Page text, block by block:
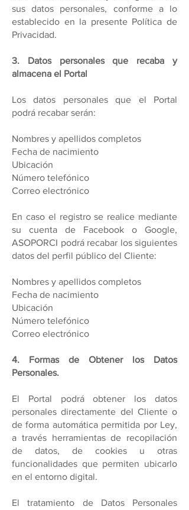
sus datos personales, conforme a lo
establecido en la presente Política de
Privacidad.
3. Datos personales que recaba y
almacena el Portal
Los datos personales que el Portal
podrá recabar serán:
Nombres y apellidos completos
Fecha de nacimiento
Ubicación
Número telefónico
Correo electrónico
En caso el registro se realice mediante
su cuenta de Facebook o Google,
ASOPORCI podrá recabar los siguientes
datos del perfil público del Cliente:
Nombres y apellidos completos
Fecha de nacimiento
Ubicación
Número telefónico
Correo electrónico
4. Formas de Obtener los Datos
Personales.
El Portal podrá obtener los datos
personales directamente del Cliente o
de forma automática permitida por Ley,
a través herramientas de recopilación
de datos, de cookies u otras
funcionalidades que permiten ubicarlo
en el entorno digital.
El tratamiento de Datos Personales